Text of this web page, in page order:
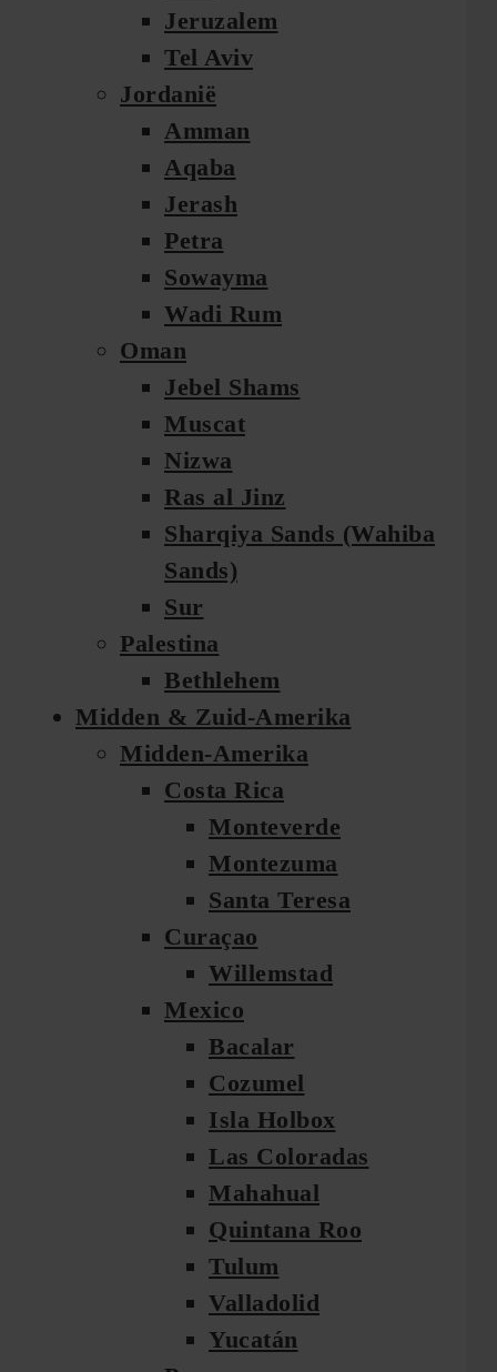
Jeruzalem
Tel Aviv
Jordanië
Amman
Aqaba
Jerash
Petra
Sowayma
Wadi Rum
Oman
Jebel Shams
Muscat
Nizwa
Ras al Jinz
Sharqiya Sands (Wahiba
Sands)
Sur
Palestina
Bethlehem
Midden & Zuid-Amerika
Midden-Amerika
Costa Rica
Monteverde
Montezuma
Santa Teresa
Curaçao
Willemstad
Mexico
Bacalar
Cozumel
Isla Holbox
Las Coloradas
Mahahual
Quintana Roo
Tulum
Valladolid
Yucatán